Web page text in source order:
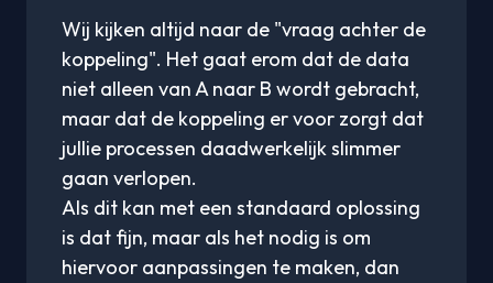
Wij kijken altijd naar de "vraag achter de
koppeling". Het gaat erom dat de data
niet alleen van A naar B wordt gebracht,
maar dat de koppeling er voor zorgt dat
jullie processen daadwerkelijk slimmer
gaan verlopen.
Als dit kan met een standaard oplossing
is dat fijn, maar als het nodig is om
hiervoor aanpassingen te maken, dan